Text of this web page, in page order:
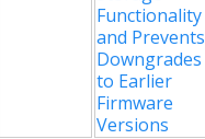
Functionality
and Prevents
Downgrades
to Earlier
Firmware
Versions